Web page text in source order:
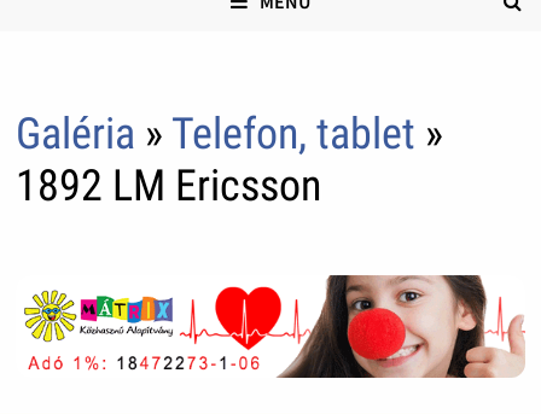
Galéria » Telefon, tablet »
1892 LM Ericsson